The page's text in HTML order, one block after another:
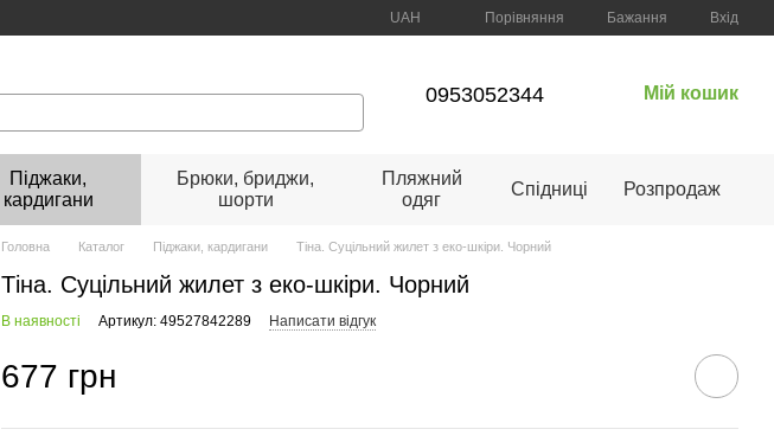
UAH Порівняння Бажання Вхід
0953052344 Мій кошик
Піджаки,
кардигани
Брюки, бриджи,
шорти
Пляжний
одяг
Спідниці Розпродаж
Головна Каталог Піджаки, кардигани Тіна. Суцільний жилет з еко-шкіри. Чорний
Тіна. Суцільний жилет з еко-шкіри. Чорний
В наявності Артикул: 49527842289 Написати відгук
677 грн